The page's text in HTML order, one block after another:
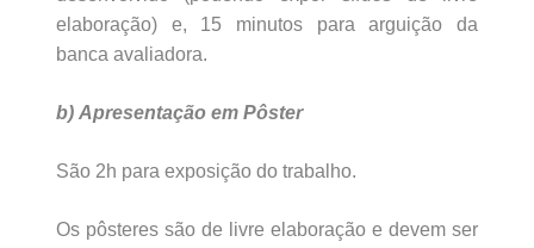
elaboração) e, 15 minutos para arguição da
banca avaliadora.
b) Apresentação em Pôster
São 2h para exposição do trabalho.
Os pôsteres são de livre elaboração e devem ser